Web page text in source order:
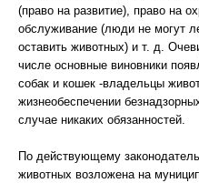
(право на развитие), право на
обслуживание (люди не могут
оставить животных) и т. д.
числе основные виновники
собак и кошек -владельцы
жизнеобеспечении
случае никаких обязанностей.
По действующему
животных возложена на